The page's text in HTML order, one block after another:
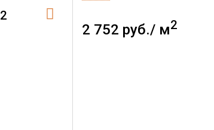
2
2 752 руб./ м2